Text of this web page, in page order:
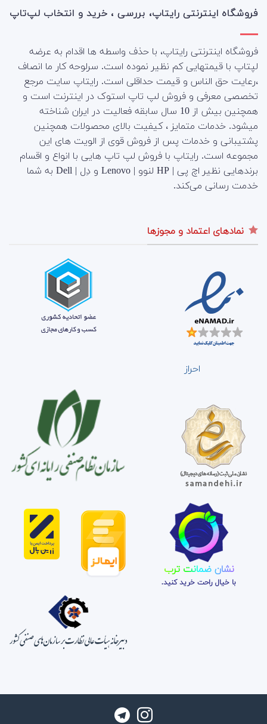
فروشگاه اینترنتی رایتاپ، بررسی ، خرید و انتخاب لپ‌تاپ
فروشگاه اینترنتی رایتاپ، با حذف واسطه ها اقدام به عرضه
لپتاپ با قیمتهایی کم نظیر نموده است. سرلوحه کار ما انصاف
،رعایت حق الناس و قیمت حداقلی است. رایتاپ سایت مرجع
تخصصی معرفی و فروش لپ تاپ استوک در اینترنت است و
همچنین بیش از 10 سال سابقه فعالیت در ایران شناخته
میشود. خدمات متمایز ، کیفیت بالای محصولات همچنین
پشتیبانی و خدمات پس از فروش قوی از الویت های این
مجموعه است. رایتاپ با فروش لپ تاپ هایی با انواع و اقسام
برندهایی نظیر اچ پی | HP لنوو | Lenovo و دِل | Dell به شما
خدمت رسانی می‌کند.
نمادهای اعتماد و مجوزها
احراز
نشان ضمانت ترب
با خیال راحت خرید کنید.